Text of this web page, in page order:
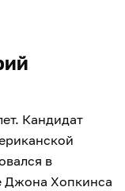
Кандидат
в
Джона Хопкинса